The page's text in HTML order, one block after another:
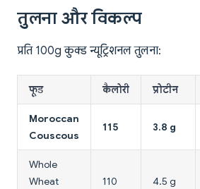
तुलना और विकल्प
प्रति 100g कुक्ड न्यूट्रिशनल तुलना:
फूड कैलोरी प्रोटीन
Moroccan
Couscous
115 3.8 g
Whole
Wheat
110 4.5 g